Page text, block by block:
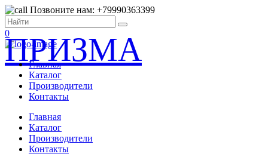
Позвоните нам: +79990363399
0
ПРИЗМА
Главная
Каталог
Производители
Контакты
Главная
Каталог
Производители
Контакты